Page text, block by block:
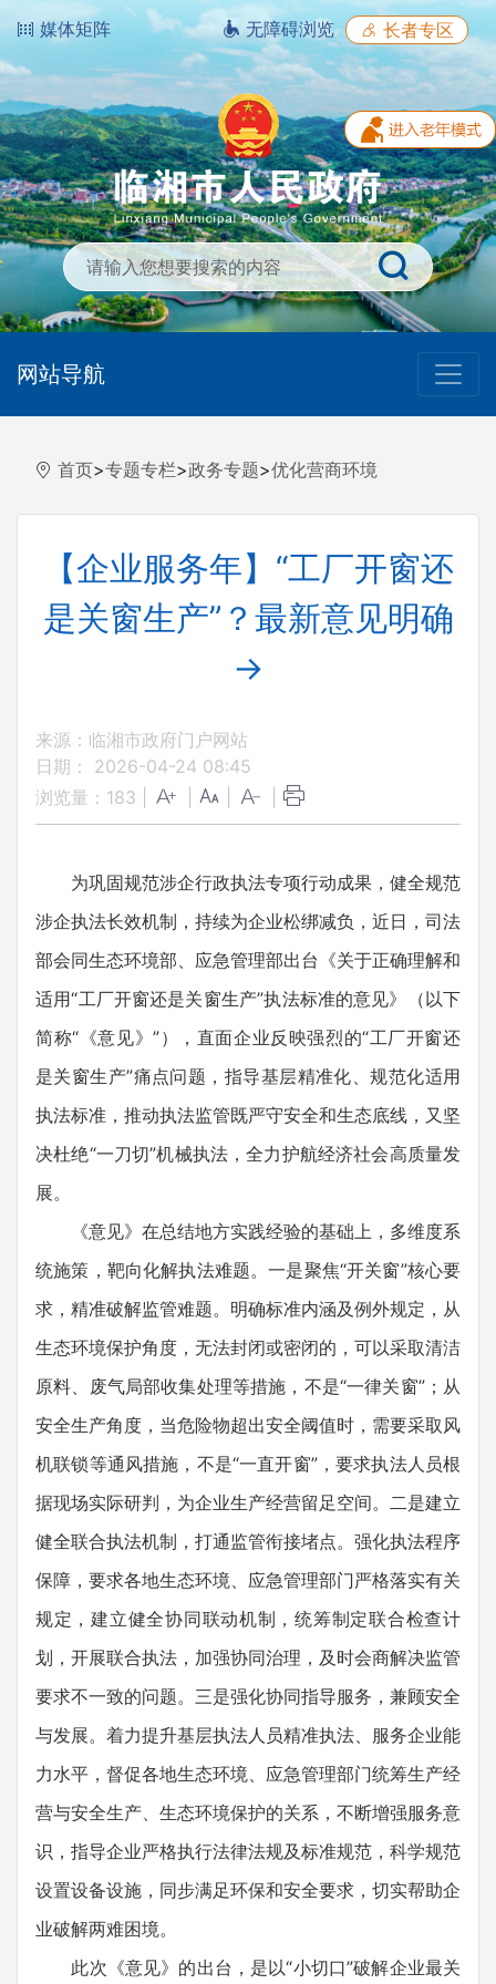
媒体矩阵 无障碍浏览 长者专区
网站导航
首页>专题专栏>政务专题>优化营商环境
【企业服务年】“工厂开窗还
是关窗生产”？最新意见明确
→
来源：临湘市政府门户网站
日期： 2026-04-24 08:45
浏览量： 183
为巩固规范涉企行政执法专项行动成果，健全规范
涉企执法长效机制，持续为企业松绑减负，近日，司法
部会同生态环境部、应急管理部出台《关于正确理解和
适用“工厂开窗还是关窗生产”执法标准的意见》（以下
简称“《意见》”），直面企业反映强烈的“工厂开窗还
是关窗生产”痛点问题，指导基层精准化、规范化适用
执法标准，推动执法监管既严守安全和生态底线，又坚
决杜绝“一刀切”机械执法，全力护航经济社会高质量发
展。
《意见》在总结地方实践经验的基础上，多维度系
统施策，靶向化解执法难题。一是聚焦“开关窗”核心要
求，精准破解监管难题。明确标准内涵及例外规定，从
生态环境保护角度，无法封闭或密闭的，可以采取清洁
原料、废气局部收集处理等措施，不是“一律关窗”；从
安全生产角度，当危险物超出安全阈值时，需要采取风
机联锁等通风措施，不是“一直开窗”，要求执法人员根
据现场实际研判，为企业生产经营留足空间。二是建立
健全联合执法机制，打通监管衔接堵点。强化执法程序
保障，要求各地生态环境、应急管理部门严格落实有关
规定，建立健全协同联动机制，统筹制定联合检查计
划，开展联合执法，加强协同治理，及时会商解决监管
要求不一致的问题。三是强化协同指导服务，兼顾安全
与发展。着力提升基层执法人员精准执法、服务企业能
力水平，督促各地生态环境、应急管理部门统筹生产经
营与安全生产、生态环境保护的关系，不断增强服务意
识，指导企业严格执行法律法规及标准规范，科学规范
设置设备设施，同步满足环保和安全要求，切实帮助企
业破解两难困境。
此次《意见》的出台，是以“小切口”破解企业最关